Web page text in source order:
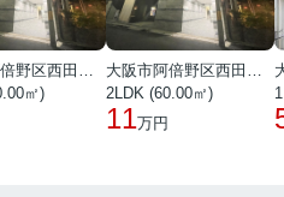
㎡)
2LDK (60.00㎡)
11万円